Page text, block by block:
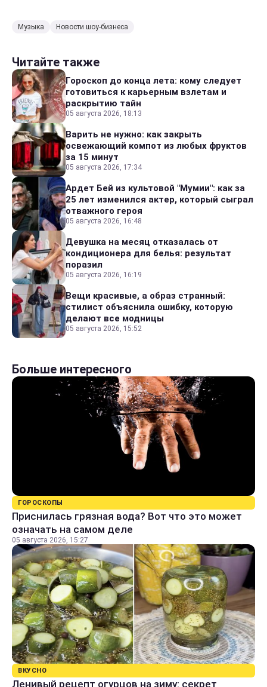
Музыка Новости шоу-бизнеса
Читайте также
Гороскоп до конца лета: кому следует
готовиться к карьерным взлетам и
раскрытию тайн
05 августа 2026, 18:13
Варить не нужно: как закрыть
освежающий компот из любых фруктов
за 15 минут
05 августа 2026, 17:34
Ардет Бей из культовой "Мумии": как за
25 лет изменился актер, который сыграл
отважного героя
05 августа 2026, 16:48
Девушка на месяц отказалась от
кондиционера для белья: результат
поразил
05 августа 2026, 16:19
Вещи красивые, а образ странный:
стилист объяснила ошибку, которую
делают все модницы
05 августа 2026, 15:52
Больше интересного
ГОРОСКОПЫ
Приснилась грязная вода? Вот что это может
означать на самом деле
05 августа 2026, 15:27
ВКУСНО
Ленивый рецепт огурцов на зиму: секрет